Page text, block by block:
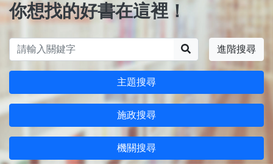
你想找的好書在這裡！
進階搜尋
主題搜尋
施政搜尋
機關搜尋